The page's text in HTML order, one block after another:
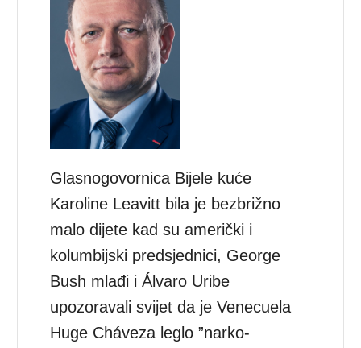
Glasnogovornica Bijele kuće
Karoline Leavitt bila je bezbrižno
malo dijete kad su američki i
kolumbijski predsjednici, George
Bush mlađi i Álvaro Uribe
upozoravali svijet da je Venecuela
Huge Cháveza leglo ”narko-